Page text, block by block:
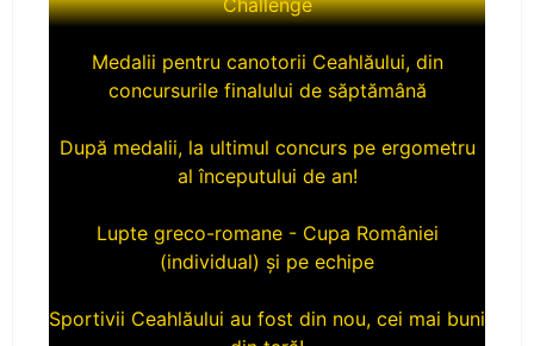
Medalii pentru canotorii Ceahlăului, din
concursurile finalului de săptămână
al începutului de an!
(individual) și pe echipe
din țară!